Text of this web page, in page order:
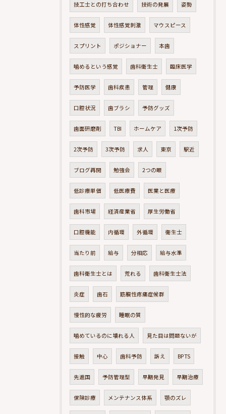
技工士との打ち合わせ 技術の発展 姿勢
体性感覚 体性感覚刺激 マウスピース
スプリント ポジショナー 本歯
噛めるという感覚 歯科衛生士 臨床医学
予防医学 歯科疾患 管理 健康
口腔状況 歯ブラシ 予防グッズ
歯面研磨剤 TBI ホームケア 1次予防
2次予防 3次予防 求人 東京 駅近
ブログ再開 勉強会 2つの眼
低診療単価 低医療費 医業と医療
歯科市場 経済産業省 厚生労働省
口腔機能 内循環 外循環 衛生士
当たり前 給与 分相応 給与水準
歯科衛生士とは 荒れる 歯科衛生士法
炎症 歯石 筋膜性疼痛症候群
慢性的な疲労 睡眠の質
噛めているのに壊れる人 見た目は問題ないが
接触 中心 歯科予防 訴え BPTS
先進国 予防管理型 早期発見 早期治療
保険診療 メンテナンス体系 顎のズレ